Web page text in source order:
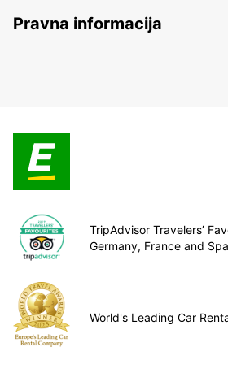
Pravna informacija
TripAdvisor Travelers’
Germany, France and
World's Leading Car